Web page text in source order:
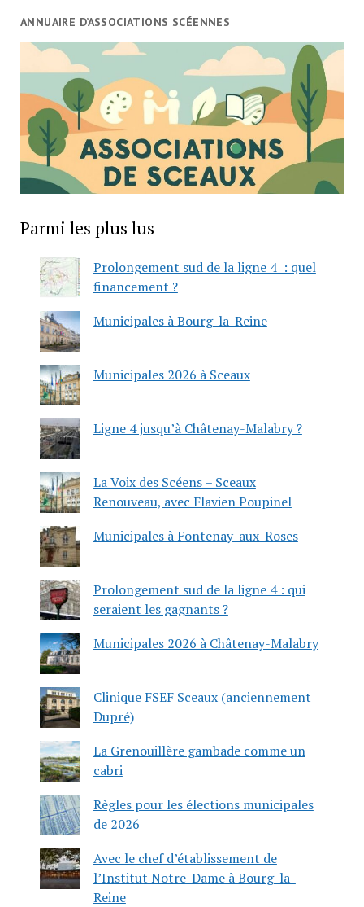
ANNUAIRE D’ASSOCIATIONS SCÉENNES
Parmi les plus lus
Prolongement sud de la ligne 4 : quel
financement ?
Municipales à Bourg-la-Reine
Municipales 2026 à Sceaux
Ligne 4 jusqu’à Châtenay-Malabry ?
La Voix des Scéens – Sceaux
Renouveau, avec Flavien Poupinel
Municipales à Fontenay-aux-Roses
Prolongement sud de la ligne 4 : qui
seraient les gagnants ?
Municipales 2026 à Châtenay-Malabry
Clinique FSEF Sceaux (anciennement
Dupré)
La Grenouillère gambade comme un
cabri
Règles pour les élections municipales
de 2026
Avec le chef d’établissement de
l’Institut Notre-Dame à Bourg-la-
Reine